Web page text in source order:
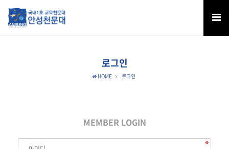
로그인
HOME 로그인
MEMBER LOGIN